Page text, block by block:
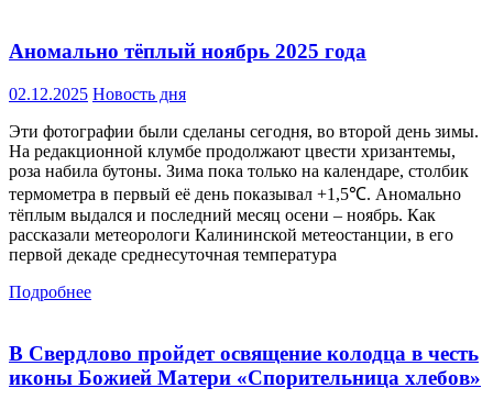
Аномально тёплый ноябрь 2025 года
02.12.2025 Новость дня
Эти фотографии были сделаны сегодня, во второй день зимы.
На редакционной клумбе продолжают цвести хризантемы,
роза набила бутоны. Зима пока только на календаре, столбик
термометра в первый её день показывал +1,5℃. Аномально
тёплым выдался и последний месяц осени – ноябрь. Как
рассказали метеорологи Калининской метеостанции, в его
первой декаде среднесуточная температура
Подробнее
В Свердлово пройдет освящение колодца в честь
иконы Божией Матери «Спорительница хлебов»